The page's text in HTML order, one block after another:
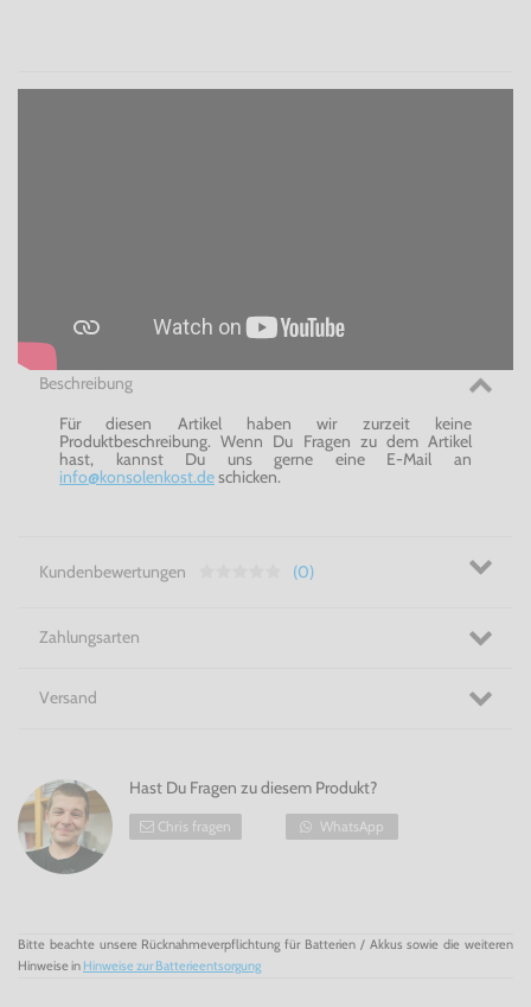
Beschreibung
Für diesen Artikel haben wir zurzeit keine
Produktbeschreibung. Wenn Du Fragen zu dem Artikel
hast, kannst Du uns gerne eine E-Mail an
info@konsolenkost.deschicken.
Kundenbewertungen (0)
Zahlungsarten
Versand
Hast Du Fragen zu diesem Produkt?
Chris fragen WhatsApp
Bitte beachte unsere Rücknahmeverpflichtung für Batterien / Akkus sowie die weiteren
Hinweise in Hinweise zur Batterieentsorgung